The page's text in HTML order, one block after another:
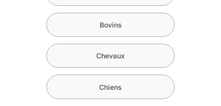
Bovins
Chevaux
Chiens